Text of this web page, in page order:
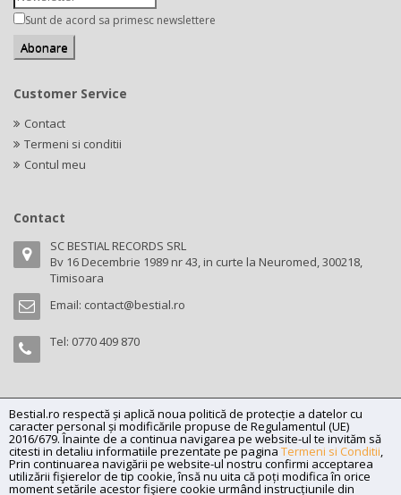
Bestial.ro respectă și aplică noua politică de protecție a datelor cu
caracter personal și modificările propuse de Regulamentul (UE)
2016/679. Înainte de a continua navigarea pe website-ul te invităm să
citesti in detaliu informatiile prezentate pe pagina Termeni si Conditii,
Prin continuarea navigării pe website-ul nostru confirmi acceptarea
utilizării fişierelor de tip cookie, însă nu uita că poți modifica în orice
moment setările acestor fişiere cookie urmând instrucțiunile din
Sunt de acord sa primesc newslettere
Customer Service
Contact
Termeni si conditii
Contul meu
Contact
SC BESTIAL RECORDS SRL
Bv 16 Decembrie 1989 nr 43, in curte la Neuromed, 300218,
Timisoara
Email: contact@bestial.ro
Tel: 0770 409 870
Copyright (C) 2026bestial.ro -All rights reserved.
SC BESTIAL RECORDS SRL, Nr. R.C.: J35/345/2005, C.U.I.: RO17197870,
Adresa: Bv 16 Decembrie 1989 nr 43, in curte la Neuromed, 300218,
Timisoara